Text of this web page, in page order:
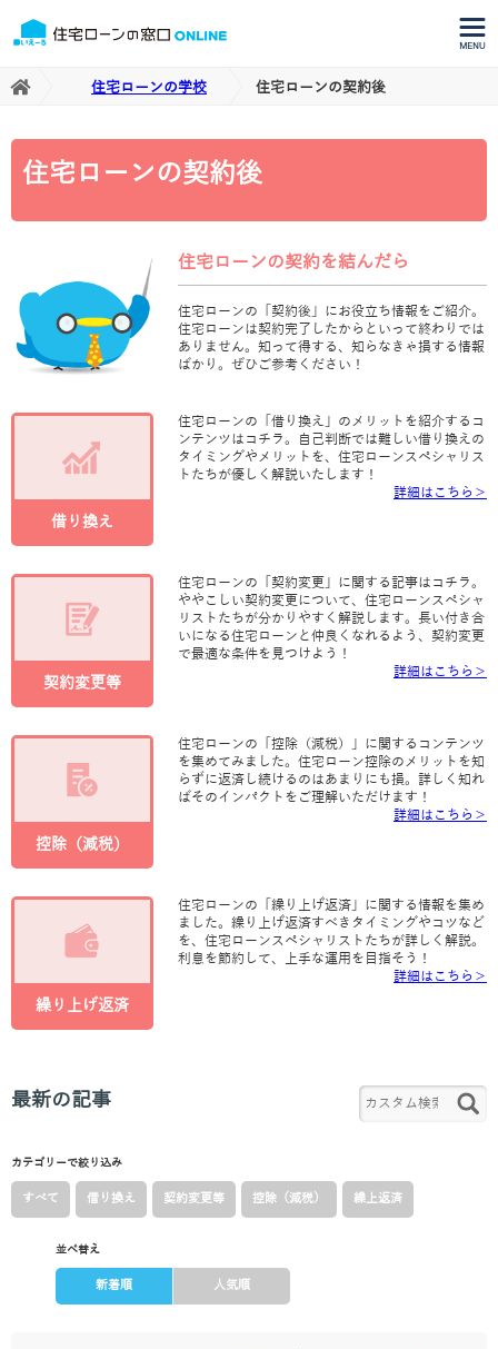
住宅ローンの学校 住宅ローンの契約後
住宅ローンの契約後
住宅ローンの契約を結んだら
住宅ローンの「契約後」にお役立ち情報をご紹介。
住宅ローンは契約完了したからといって終わりでは
ありません。知って得する、知らなきゃ損する情報
ばかり。ぜひご参考ください！
借り換え
住宅ローンの「借り換え」のメリットを紹介するコ
ンテンツはコチラ。自己判断では難しい借り換えの
タイミングやメリットを、住宅ローンスペシャリス
トたちが優しく解説いたします！
詳細はこちら＞
契約変更等
住宅ローンの「契約変更」に関する記事はコチラ。
ややこしい契約変更について、住宅ローンスペシャ
リストたちが分かりやすく解説します。長い付き合
いになる住宅ローンと仲良くなれるよう、契約変更
で最適な条件を見つけよう！
詳細はこちら＞
控除（減税）
住宅ローンの「控除（減税）」に関するコンテンツ
を集めてみました。住宅ローン控除のメリットを知
らずに返済し続けるのはあまりにも損。詳しく知れ
ばそのインパクトをご理解いただけます！
詳細はこちら＞
繰り上げ返済
住宅ローンの「繰り上げ返済」に関する情報を集め
ました。繰り上げ返済すべきタイミングやコツなど
を、住宅ローンスペシャリストたちが詳しく解説。
利息を節約して、上手な運用を目指そう！
詳細はこちら＞
最新の記事
カテゴリーで絞り込み
すべて 借り換え 契約変更等 控除（減税） 繰上返済
並べ替え
新着順 人気順